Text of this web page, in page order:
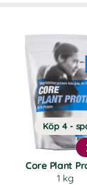
Core Plant
1 kg
Köp 4 -